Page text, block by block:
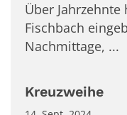
Über
Fischbach
Nachmittage, ...
Kreuzweihe